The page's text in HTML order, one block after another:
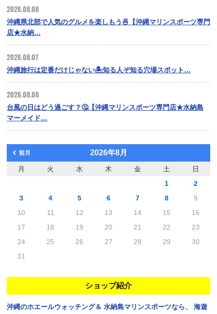
2026.08.08
沖縄県北部で人気のグルメを楽しもう🍜【沖縄マリンスポーツ専門
店★水納…
2026.08.07
沖縄旅行は定番だけじゃない🏝️知る人ぞ知る穴場スポット…
2026.08.06
台風の日はどう過ごす？🤔【沖縄マリンスポーツ専門店★水納島
マーメイド…
前月 2026年8月
月 火 水 木 金 土
日
1
2
3
4 5 6 7 8
9
10
11 12 13 14 15
16
17
18 19 20 21 22
23
24
25 26 27 28 29
30
31
ショップ紹介
沖縄のホエールウォッチング＆ 水納島マリンスポーツなら、
海遊